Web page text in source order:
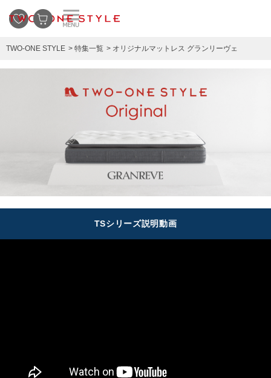
TWO-ONE STYLE 特集一覧 オリジナルマットレス グランリーヴェ
TSシリーズ説明動画